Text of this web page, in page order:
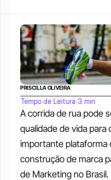
A corrida de rua pode
qualidade de vida
importante plataforma
construção de marca
de Marketing no
PRISCILLA OLIVEIRA
Tempo de Leitura 3 min